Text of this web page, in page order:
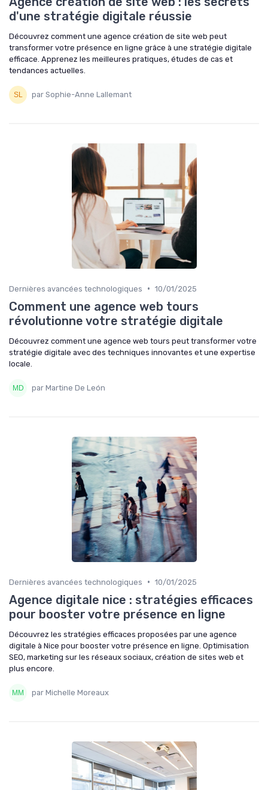
d'une stratégie digitale réussie
Découvrez comment une agence création de site web peut
transformer votre présence en ligne grâce à une stratégie digitale
efficace. Apprenez les meilleures pratiques, études de cas et
tendances actuelles.
par Sophie-Anne Lallemant
Dernières avancées technologiques • 10/01/2025
Comment une agence web tours
révolutionne votre stratégie digitale
Découvrez comment une agence web tours peut transformer votre
stratégie digitale avec des techniques innovantes et une expertise
locale.
par Martine De León
Dernières avancées technologiques • 10/01/2025
Agence digitale nice : stratégies efficaces
pour booster votre présence en ligne
Découvrez les stratégies efficaces proposées par une agence
digitale à Nice pour booster votre présence en ligne. Optimisation
SEO, marketing sur les réseaux sociaux, création de sites web et
plus encore.
par Michelle Moreaux